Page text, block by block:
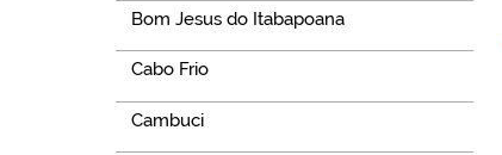
Bom Jesus do Itabapoana
Cabo Frio
Cambuci